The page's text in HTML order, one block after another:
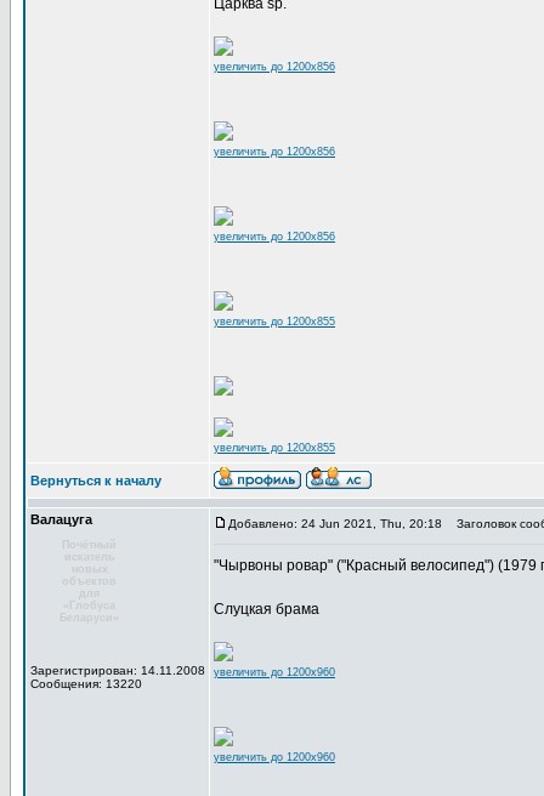
Царква sp.
увеличить до 1200x856
увеличить до 1200x856
увеличить до 1200x856
увеличить до 1200x855
увеличить до 1200x855
Вернуться к началу
Валацуга
Почётный
искатель
новых
объектов
для
«Глобуса
Беларуси»
Зарегистрирован: 14.11.2008
Сообщения: 13220
Добавлено: 24 Jun 2021, Thu, 20:18 Заголовок
"Чырвоны ровар" ("Красный велосипед") (1979
Слуцкая брама
увеличить до 1200x960
увеличить до 1200x960